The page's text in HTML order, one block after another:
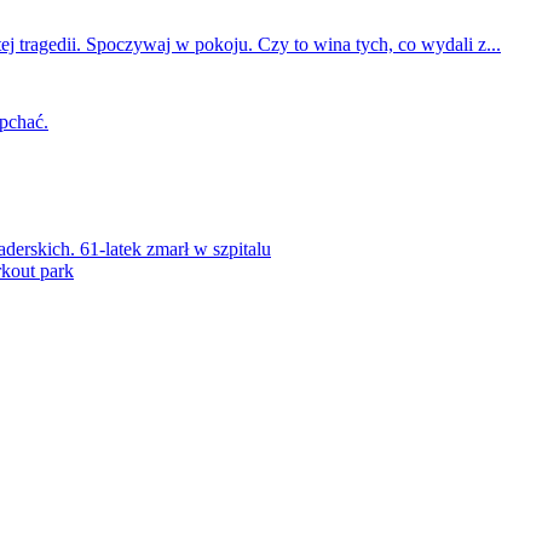
tragedii. Spoczywaj w pokoju. Czy to wina tych, co wydali z...
61-latek zmarł w szpitalu
park